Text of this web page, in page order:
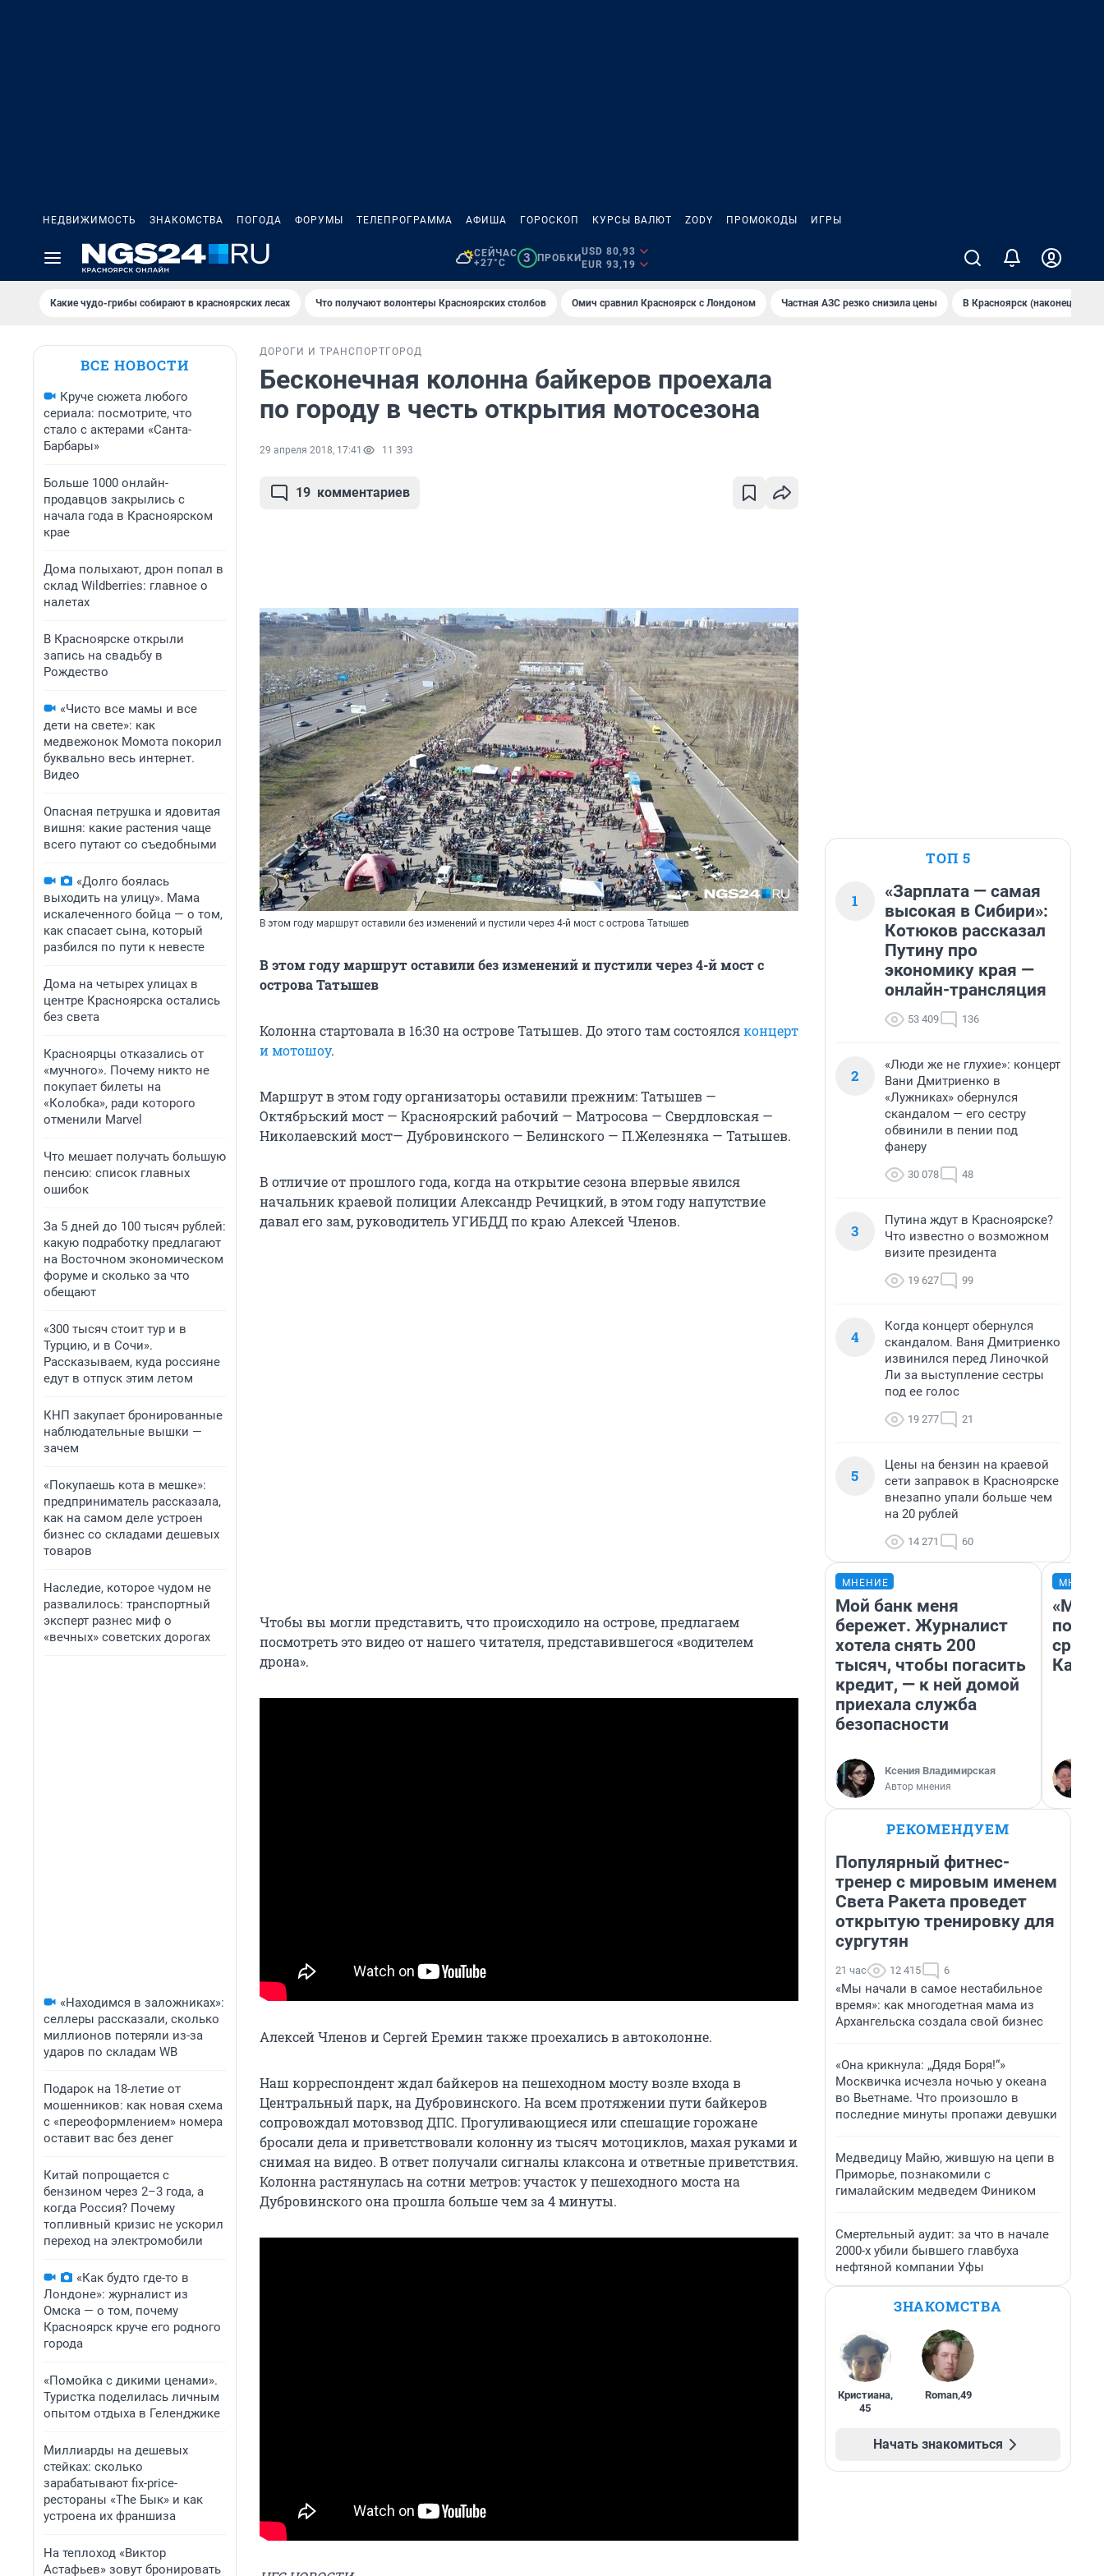
НЕДВИЖИМОСТЬ ЗНАКОМСТВА ПОГОДА ФОРУМЫ ТЕЛЕПРОГРАММА АФИША ГОРОСКОП КУРСЫ ВАЛЮТ ZODY ПРОМОКОДЫ ИГРЫ
СЕЙЧАС
+27°C
3 ПРОБКИ
USD 80,93
EUR 93,19
Какие чудо-грибы собирают в красноярских лесах Что получают волонтеры Красноярских столбов Омич сравнил Красноярск с Лондоном Частная АЗС резко снизила цены В Крaсноярск (нaконец-то)
ВСЕ НОВОСТИ
Круче сюжета любого
сериала: посмотрите, что
стало с актерами «Санта-
Барбары»
Больше 1000 онлайн-
продавцов закрылись с
начала года в Красноярском
крае
Дома полыхают, дрон попал в
склад Wildberries: главное о
налетах
В Красноярске открыли
запись на свадьбу в
Рождество
«Чисто все мамы и все
дети на свете»: как
медвежонок Момота покорил
буквально весь интернет.
Видео
Опасная петрушка и ядовитая
вишня: какие растения чаще
всего путают со съедобными
«Долго боялась
выходить на улицу». Мама
искалеченного бойца — о том,
как спасает сына, который
разбился по пути к невесте
Дома на четырех улицах в
центре Красноярска остались
без света
Красноярцы отказались от
«мучного». Почему никто не
покупает билеты на
«Колобка», ради которого
отменили Marvel
Что мешает получать большую
пенсию: список главных
ошибок
За 5 дней до 100 тысяч рублей:
какую подработку предлагают
на Восточном экономическом
форуме и сколько за что
обещают
«300 тысяч стоит тур и в
Турцию, и в Сочи».
Рассказываем, куда россияне
едут в отпуск этим летом
КНП закупает бронированные
наблюдательные вышки —
зачем
«Покупаешь кота в мешке»:
предприниматель рассказала,
как на самом деле устроен
бизнес со складами дешевых
товаров
Наследие, которое чудом не
развалилось: транспортный
эксперт разнес миф о
«вечных» советских дорогах
«Находимся в заложниках»:
селлеры рассказали, сколько
миллионов потеряли из-за
ударов по складам WB
Подарок на 18-летие от
мошенников: как новая схема
с «переоформлением» номера
оставит вас без денег
Китай попрощается с
бензином через 2–3 года, а
когда Россия? Почему
топливный кризис не ускорил
переход на электромобили
«Как будто где-то в
Лондоне»: журналист из
Омска — о том, почему
Красноярск круче его родного
города
«Помойка с дикими ценами».
Туристка поделилась личным
опытом отдыха в Геленджике
Миллиарды на дешевых
стейках: сколько
зарабатывают fix-price-
рестораны «The Бык» и как
устроена их франшиза
На теплоход «Виктор
Астафьев» зовут бронировать
ДОРОГИ И ТРАНСПОРТ ГОРОД
Бесконечная колонна байкеров проехала
по городу в честь открытия мотосезона
29 апреля 2018, 17:41 11 393
19 комментариев
В этом году маршрут оставили без изменений и пустили через 4-й мост с острова Татышев
В этом году маршрут оставили без изменений и пустили через 4-й мост с
острова Татышев
Колонна стартовала в 16:30 на острове Татышев. До этого там состоялсяконцерт
и мотошоу.
Маршрут в этом году организаторы оставили прежним: Татышев —
Октябрьский мост — Красноярский рабочий — Матросова — Свердловская —
Николаевский мост— Дубровинского — Белинского — П.Железняка — Татышев.
В отличие от прошлого года, когда на открытие сезона впервые явился
начальник краевой полиции Александр Речицкий, в этом году напутствие
давал его зам, руководитель УГИБДД по краю Алексей Членов.
Чтобы вы могли представить, что происходило на острове, предлагаем
посмотреть это видео от нашего читателя, представившегося «водителем
дрона».
Алексей Членов и Сергей Еремин также проехались в автоколонне.
Наш корреспондент ждал байкеров на пешеходном мосту возле входа в
Центральный парк, на Дубровинского. На всем протяжении пути байкеров
сопровождал мотовзвод ДПС. Прогуливающиеся или спешащие горожане
бросали дела и приветствовали колонну из тысяч мотоциклов, махая руками и
снимая на видео. В ответ получали сигналы клаксона и ответные приветствия.
Колонна растянулась на сотни метров: участок у пешеходного моста на
Дубровинского она прошла больше чем за 4 минуты.
ТОП 5
1
«Зарплата — самая
высокая в Сибири»:
Котюков рассказал
Путину про
экономику края —
онлайн-трансляция
53 409 136
2
«Люди же не глухие»: концерт
Вани Дмитриенко в
«Лужниках» обернулся
скандалом — его сестру
обвинили в пении под
фанеру
30 078 48
3
Путина ждут в Красноярске?
Что известно о возможном
визите президента
19 627 99
4
Когда концерт обернулся
скандалом. Ваня Дмитриенко
извинился перед Линочкой
Ли за выступление сестры
под ее голос
19 277 21
5
Цены на бензин на краевой
сети заправок в Красноярске
внезапно упали больше чем
на 20 рублей
14 271 60
МНЕНИЕ
Мой банк меня
бережет. Журналист
хотела снять 200
тысяч, чтобы погасить
кредит, — к ней домой
приехала служба
безопасности
Ксения Владимирская
Автор мнения
РЕКОМЕНДУЕМ
Популярный фитнес-
тренер с мировым именем
Света Ракета проведет
открытую тренировку для
сургутян
21 час 12 415 6
«Мы начали в самое нестабильное
время»: как многодетная мама из
Архангельска создала свой бизнес
«Она крикнула: „Дядя Боря!“»
Москвичка исчезла ночью у океана
во Вьетнаме. Что произошло в
последние минуты пропажи девушки
Медведицу Майю, жившую на цепи в
Приморье, познакомили с
гималайским медведем Фиником
Смертельный аудит: за что в начале
2000-х убили бывшего главбуха
нефтяной компании Уфы
ЗНАКОМСТВА
Кристиана,
45
Roman,49
Начать знакомиться